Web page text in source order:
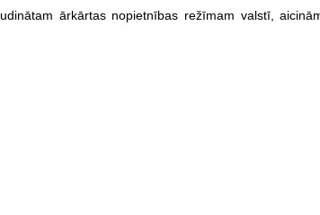
ārkārtas nopietnības režīmam valstī,